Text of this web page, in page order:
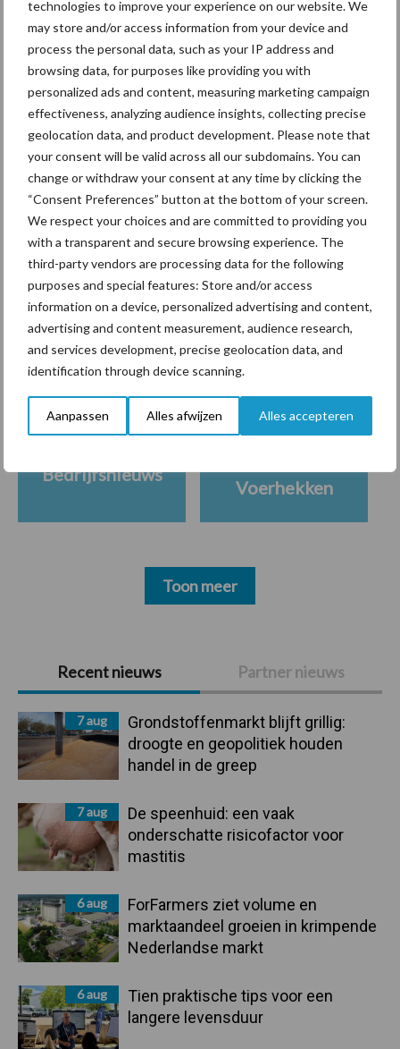
technologies to improve your experience on our website. We
may store and/or access information from your device and
process the personal data, such as your IP address and
browsing data, for purposes like providing you with
personalized ads and content, measuring marketing campaign
effectiveness, analyzing audience insights, collecting precise
geolocation data, and product development. Please note that
your consent will be valid across all our subdomains. You can
change or withdraw your consent at any time by clicking the
“Consent Preferences” button at the bottom of your screen.
We respect your choices and are committed to providing you
with a transparent and secure browsing experience. The
third-party vendors are processing data for the following
purposes and special features: Store and/or access
information on a device, personalized advertising and content,
advertising and content measurement, audience research,
and services development, precise geolocation data, and
identification through device scanning.
Aanpassen Alles afwijzen Alles accepteren
Primaire
Sidebar
Recent nieuws Partner nieuws
7 aug
Grondstoffenmarkt blijft grillig:
droogte en geopolitiek houden
handel in de greep
7 aug
De speenhuid: een vaak
onderschatte risicofactor voor
mastitis
6 aug
ForFarmers ziet volume en
marktaandeel groeien in krimpende
Nederlandse markt
6 aug
Tien praktische tips voor een
langere levensduur
De speenhuid: een vaak
onderschatte risicofactor
voor mastitis
ForFarmers ziet volume en
marktaandeel groeien in
krimpende Nederlandse
markt
Themapagina's
Diergezondheid Bemesting
Bedrijfsnieuws
Voerhekken
Toon meer